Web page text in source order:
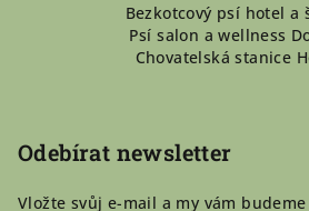
Bezkotcový psí hotel a
Psí salon a wellness
Chovatelská stanice
Odebírat newsletter
Vložte svůj e-mail a my vám